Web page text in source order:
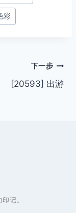
彩
下一步
[20593] 出游
记。